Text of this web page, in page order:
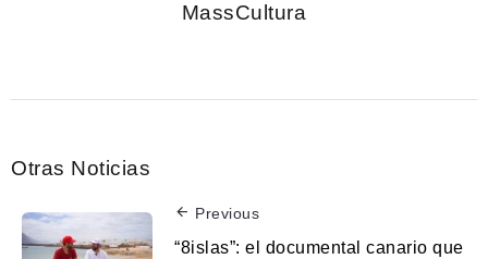
MassCultura
Otras Noticias
Previous
“8islas”: el documental canario que